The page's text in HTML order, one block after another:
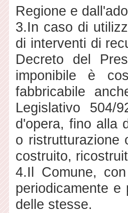
Regione e
3.In caso di
di interventi di
Decreto del
imponibile è
fabbricabile
Legislativo
d'opera, fino alla
o ristrutturazione
costruito,
4.Il Comune,
periodicamente
delle stesse.